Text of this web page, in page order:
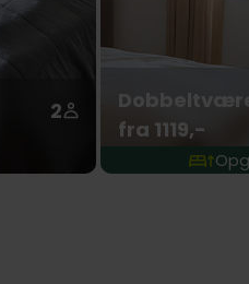
2
fra 1119,-